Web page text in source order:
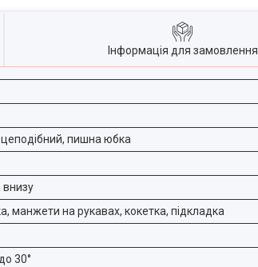
Інформація для замовлення
пишна юбка
манжети на рукавах, кокетка, підкладка
30°